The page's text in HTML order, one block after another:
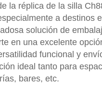
la réplica de la silla
a destinos
solución de
en una excelente
funcional y
ideal tanto para
bares, etc.